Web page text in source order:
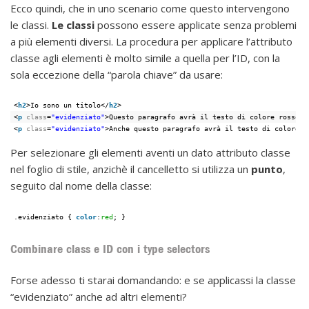
Ecco quindi, che in uno scenario come questo intervengono
le classi. Le classi possono essere applicate senza problemi
a più elementi diversi. La procedura per applicare l’attributo
classe agli elementi è molto simile a quella per l’ID, con la
sola eccezione della “parola chiave” da usare:
<h2>Io sono un titolo</h2>
<p class="evidenziato">Questo paragrafo avrà il testo di colore
<p class="evidenziato">Anche questo paragrafo avrà il testo di colore
Per selezionare gli elementi aventi un dato attributo classe
nel foglio di stile, anzichè il cancelletto si utilizza un punto,
seguito dal nome della classe:
.evidenziato { color: red; }
Combinare class e ID con i type selectors
Forse adesso ti starai domandando: e se applicassi la classe
“evidenziato” anche ad altri elementi?